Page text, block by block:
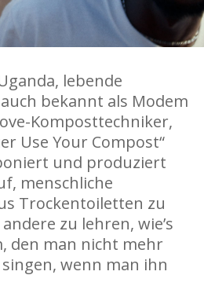
lebende
bekannt als Modem
Komposttechniker,
Use Your Compost“
und produziert
menschliche
Trockentoiletten zu
zu lehren, wie’s
den man nicht mehr
wenn man ihn